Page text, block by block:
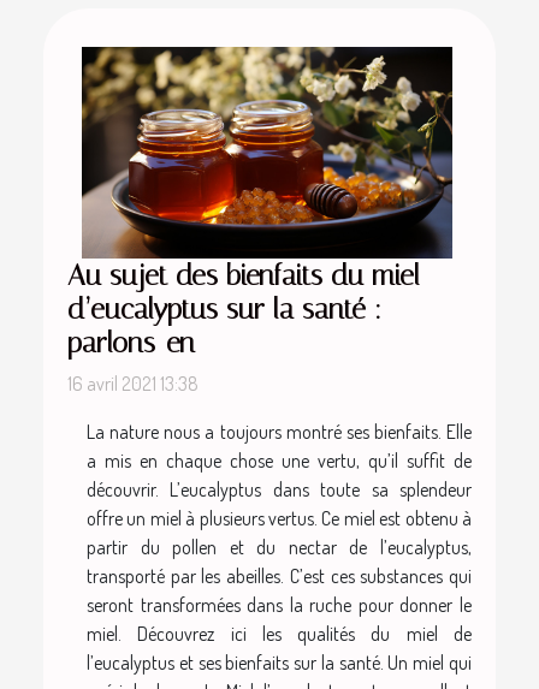
Au sujet des bienfaits du miel
d’eucalyptus sur la santé :
parlons-en
16 avril 2021 13:38
La nature nous a toujours montré ses bienfaits. Elle
a mis en chaque chose une vertu, qu’il suffit de
découvrir. L’eucalyptus dans toute sa splendeur
offre un miel à plusieurs vertus. Ce miel est obtenu à
partir du pollen et du nectar de l’eucalyptus,
transporté par les abeilles. C’est ces substances qui
seront transformées dans la ruche pour donner le
miel. Découvrez ici les qualités du miel de
l’eucalyptus et ses bienfaits sur la santé. Un miel qui